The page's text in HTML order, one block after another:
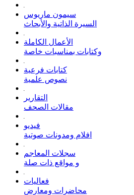
سيمون ماريوس
السيرة الذاتية والأبحاث
الأعمال الكاملة
وكتابات بمناسبات خاصة
كتابات فرعية
نصوص علمية
التقارير
مقالات الصحف
فيديو
افلام ومدونات صوتية
سجلات المعاجم
و مواقع ذات صلة
فعاليات
محاضرات ومعارض